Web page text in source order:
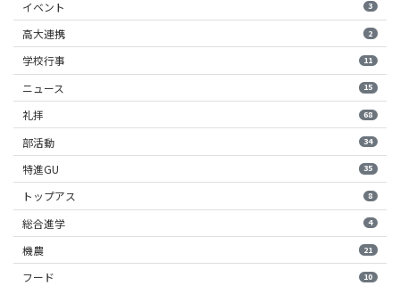
イベント 3
高大連携 2
学校行事 11
ニュース 15
礼拝 68
部活動 34
特進GU 35
トップアス 8
総合進学 4
機農 21
フード 10